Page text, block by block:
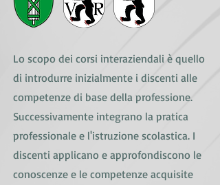
Lo scopo dei corsi interaziendali è quello
di introdurre inizialmente i discenti alle
competenze di base della professione.
Successivamente integrano la pratica
professionale e l'istruzione scolastica. I
discenti applicano e approfondiscono le
conoscenze e le competenze acquisite